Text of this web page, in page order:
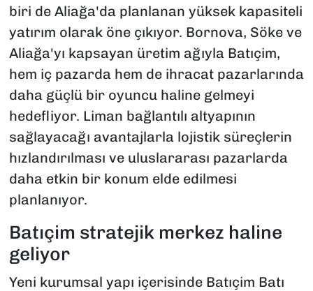
biri de Aliağa'da planlanan yüksek kapasiteli
yatırım olarak öne çıkıyor. Bornova, Söke ve
Aliağa'yı kapsayan üretim ağıyla Batıçim,
hem iç pazarda hem de ihracat pazarlarında
daha güçlü bir oyuncu haline gelmeyi
hedefliyor. Liman bağlantılı altyapının
sağlayacağı avantajlarla lojistik süreçlerin
hızlandırılması ve uluslararası pazarlarda
daha etkin bir konum elde edilmesi
planlanıyor.
Batıçim stratejik merkez haline
geliyor
Yeni kurumsal yapı içerisinde Batıçim Batı